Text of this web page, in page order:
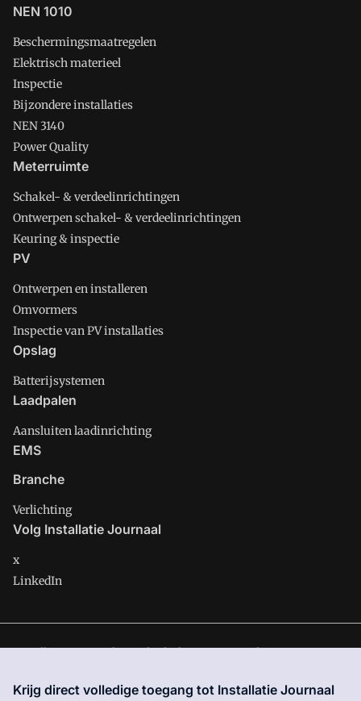
NEN 1010
Beschermingsmaatregelen
Elektrisch materieel
Inspectie
Bijzondere installaties
NEN 3140
Power Quality
Meterruimte
Schakel- & verdeelinrichtingen
Ontwerpen schakel- & verdeelinrichtingen
Keuring & inspectie
PV
Ontwerpen en installeren
Omvormers
Inspectie van PV installaties
Opslag
Batterijsystemen
Laadpalen
Aansluiten laadinrichting
EMS
Branche
Verlichting
Volg Installatie Journaal
x
LinkedIn
Installatie Journaal is onderdeel van VMN media. Lees inons
site zijn de volgende regelingen van toepassing:Algemene
Krijg direct volledige toegang tot Installatie Journaal